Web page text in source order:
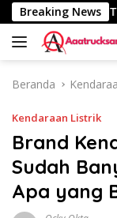
Langsung
ke
konten
Breaking News
Truk
Beranda
Kendaraan Listrik
Brand
Sudah
Apa yang